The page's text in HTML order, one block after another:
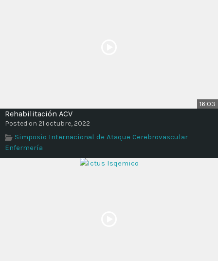
16:03
Rehabilitación ACV
Posted on 21 octubre, 2022
Simposio Internacional de Ataque Cerebrovascular
Enfermería